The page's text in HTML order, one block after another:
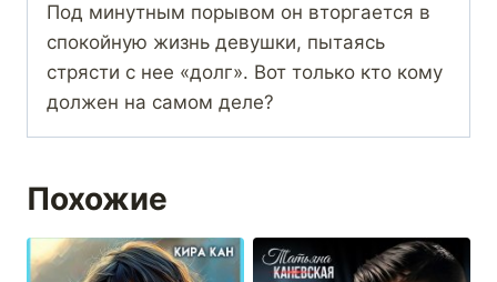
Под минутным порывом он вторгается в
спокойную жизнь девушки, пытаясь
стрясти с нее «долг». Вот только кто кому
должен на самом деле?
Похожие